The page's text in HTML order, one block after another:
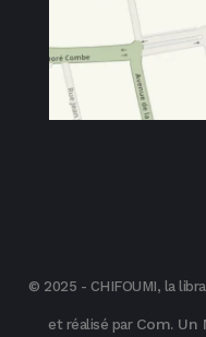
© 2025 - CHIFOUMI, la
et réalisé par Com. Un